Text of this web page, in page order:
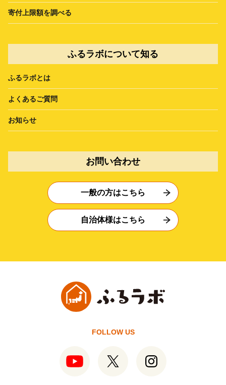
寄付上限額を調べる
ふるラボについて知る
ふるラボとは
よくあるご質問
お知らせ
お問い合わせ
一般の方はこちら
自治体様はこちら
FOLLOW US